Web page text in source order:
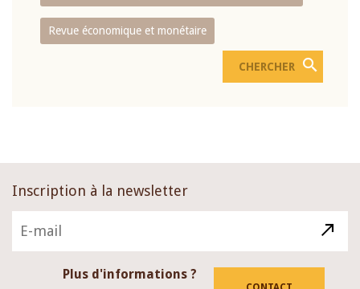
Revue économique et monétaire
Inscription à la newsletter
Plus d'informations ?